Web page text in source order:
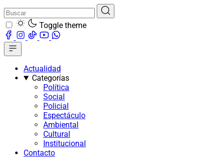
Toggle theme
Actualidad
Categorías
Política
Social
Policial
Espectáculo
Ambiental
Cultural
Institucional
Contacto